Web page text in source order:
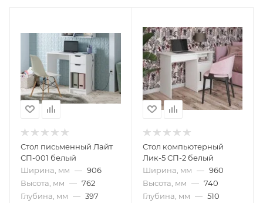
Стол письменный Лайт
СП-001 белый
Ширина, мм — 906
Высота, мм — 762
Глубина, мм — 397
Стол компьютерный
Лик-5 СП-2 белый
Ширина, мм — 960
Высота, мм — 740
Глубина, мм — 510